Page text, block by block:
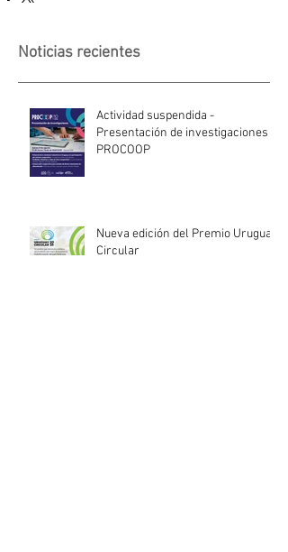
Noticias recientes
Actividad suspendida -
Presentación de investigaciones -
PROCOOP
Nueva edición del Premio Uruguay
Circular